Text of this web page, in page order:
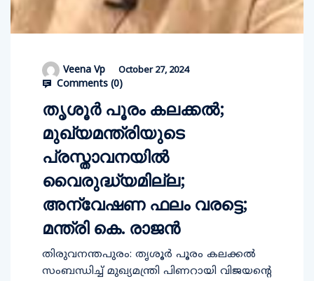
Veena Vp October 27, 2024
Comments (0)
തൃശൂര്‍ പൂരം കലക്കല്‍;
മുഖ്യമന്ത്രിയുടെ
പ്രസ്താവനയില്‍
വൈരുദ്ധ്യമില്ല;
അന്വേഷണ ഫലം വരട്ടെ;
മന്ത്രി കെ. രാജന്‍
തിരുവനന്തപുരം: തൃശൂര്‍ പൂരം കലക്കല്‍
സംബന്ധിച്ച് മുഖ്യമന്ത്രി പിണറായി വിജയന്റെ